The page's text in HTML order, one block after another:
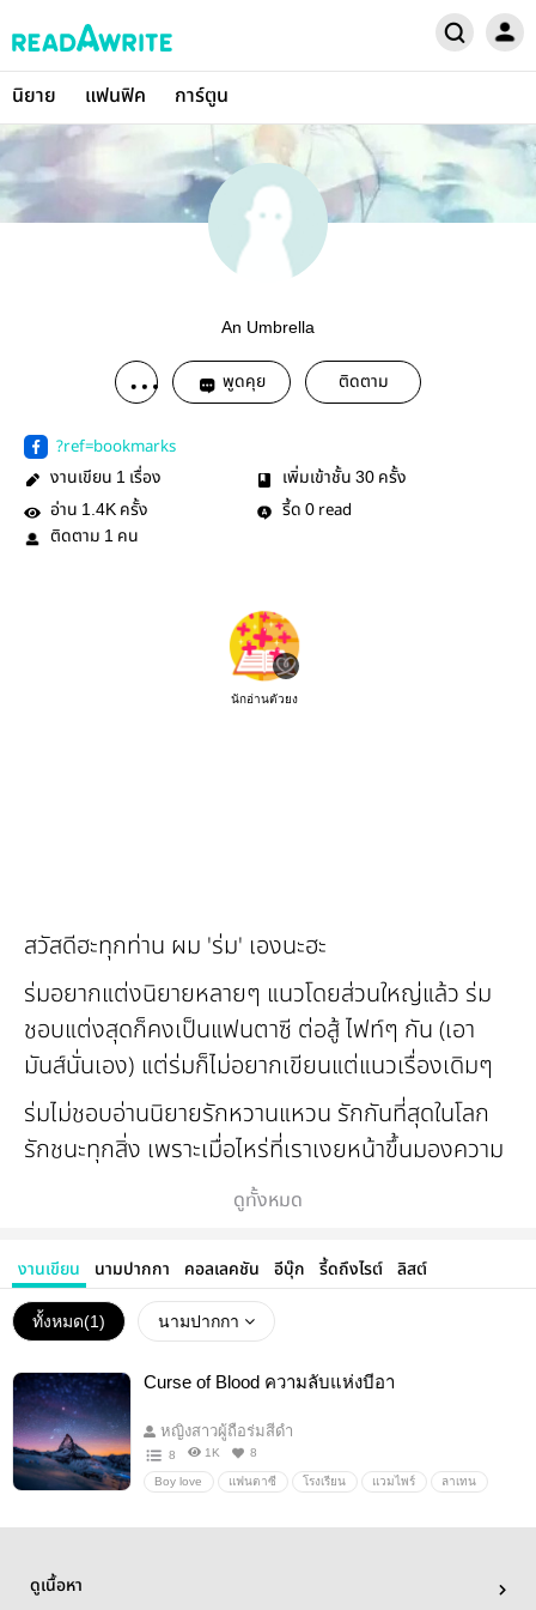
นิยาย แฟนฟิค การ์ตูน
An Umbrella
พูดคุย ติดตาม
?ref=bookmarks
งานเขียน 1 เรื่อง เพิ่มเข้าชั้น 30 ครั้ง
อ่าน 1.4K ครั้ง รี้ด 0 read
ติดตาม 1 คน
นักอ่านตัวยง
สวัสดีฮะทุกท่าน ผม 'ร่ม' เองนะฮะ
ร่มอยากแต่งนิยายหลายๆ แนวโดยส่วนใหญ่แล้ว ร่ม
ชอบแต่งสุดก็คงเป็นแฟนตาซี ต่อสู้ ไฟท์ๆ กัน (เอา
มันส์นั่นเอง) แต่ร่มก็ไม่อยากเขียนแต่แนวเรื่องเดิมๆ
ร่มไม่ชอบอ่านนิยายรักหวานแหวน รักกันที่สุดในโลก
รักชนะทุกสิ่ง เพราะเมื่อไหร่ที่เราเงยหน้าขึ้นมองความ
จริง บอกเลยครับว่าโลกมันไม่ได้สวยงามแบบนั้น
อย่างที่ในนิยายไม่มีวันสื่อออกมาได้ ง่ายที่สุด เมื่อคุณ
เปิดข่าวตอนเช้า คุณก็จะพบข่าวฆาตกรรม บ้างก็เป็น
เพราะเรื่องเงิน ความเห็นแตกต่างแต่ที่ผมล่าสุดผมนั่ง
ดูข่าวตายายคู่หนึ่ง พวกท่านรักกันยืนยาวมานานกว่า
สามสิบปี จวบจนอุบัติเหตุบนท้องถนนพรากชีวิตของ
ยายไป ขณะที่คุณตานั่งรอคุณยายอยู่นอกบ้านจน
ดึกดื่น คิดสงสัยว่าเมื่อไหร่ยายจะกลับมานะ
ผมเคยเห็นช่วงเวลาหลังจากที่เกิดอุบัติเหตุ ตำรวจ
เรียกครอบครัวผู้เสียหายมาดูร่างไร้ชีวิตของบุตรชาย
ดูทั้งหมด
งานเขียน นามปากกา คอลเลคชัน อีบุ๊ก รี้ดถึงไรต์ ลิสต์
ทั้งหมด(1) นามปากกา
Curse of Blood ความลับแห่งบีอา
หญิงสาวผู้ถือร่มสีดำ
8 1K 8
Boy love แฟนตาซี โรงเรียน แวมไพร์ ลาเทน
ดูเนื้อหา